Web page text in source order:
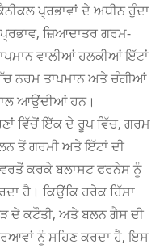
ਪ੍ਰਭਾਵਾਂ ਦੇ ਅਧੀਨ ਹੁੰਦਾ
ਜ਼ਿਆਦਾਤਰ ਗਰਮ-
ਵਾਲੀਆਂ ਹਲਕੀਆਂ ਇੱਟਾਂ
ਨਰਮ ਤਾਪਮਾਨ ਅਤੇ ਚੰਗੀਆਂ
ਆਉਂਦੀਆਂ ਹਨ।
ਵਿੱਚੋਂ ਇੱਕ ਦੇ ਰੂਪ ਵਿੱਚ, ਗਰਮ
ਤੋਂ ਗਰਮੀ ਅਤੇ ਇੱਟਾਂ ਦੀ
ਵਰਤੋਂ ਕਰਕੇ ਬਲਾਸਟ ਫਰਨੇਸ ਨੂੰ
ਹੈ। ਕਿਉਂਕਿ ਹਰੇਕ ਹਿੱਸਾ
ਦੇ ਕਟੌਤੀ, ਅਤੇ ਬਲਨ ਗੈਸ ਦੀ
ਨੂੰ ਸਹਿਣ ਕਰਦਾ ਹੈ, ਇਸ